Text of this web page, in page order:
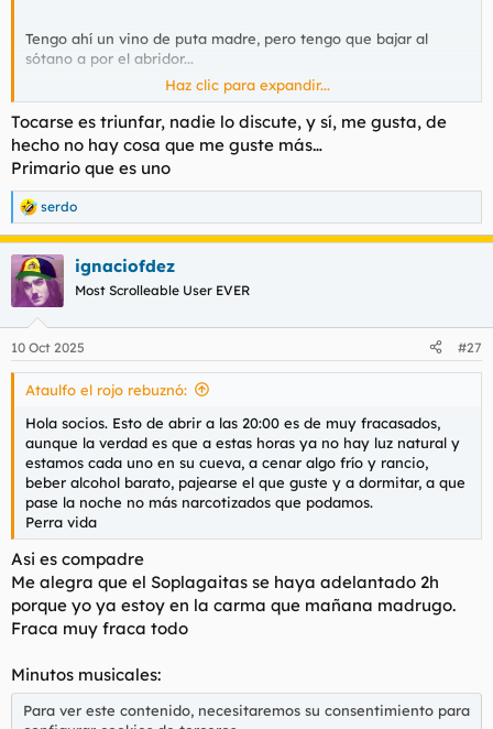
Tengo ahí un vino de puta madre, pero tengo que bajar al
sótano a por el abridor...
Porque a ti no te gusta, eh sinvergüenza?
Haz clic para expandir...
Tocarse es triunfar, nadie lo discute, y sí, me gusta, de
hecho no hay cosa que me guste más…
Primario que es uno
R
e
a
c
c
i
e
s
serdo
ignaciofdez
Most Scrolleable User EVER
10 Oct 2025 #27
Ataulfo el rojo rebuznó:
Hola socios. Esto de abrir a las 20:00 es de muy fracasados,
aunque la verdad es que a estas horas ya no hay luz natural y
estamos cada uno en su cueva, a cenar algo frío y rancio,
beber alcohol barato, pajearse el que guste y a dormitar, a que
pase la noche no más narcotizados que podamos.
Perra vida
Asi es compadre
Me alegra que el Soplagaitas se haya adelantado 2h
porque yo ya estoy en la carma que mañana madrugo.
Fraca muy fraca todo
Minutos musicales:
Para ver este contenido, necesitaremos su consentimiento para